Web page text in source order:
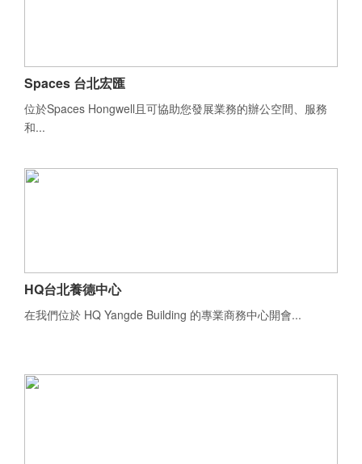
Spaces 台北宏匯
位於Spaces Hongwell且可協助您發展業務的辦公空間、服務
和...
HQ台北養德中心
在我們位於 HQ Yangde Building 的專業商務中心開會...